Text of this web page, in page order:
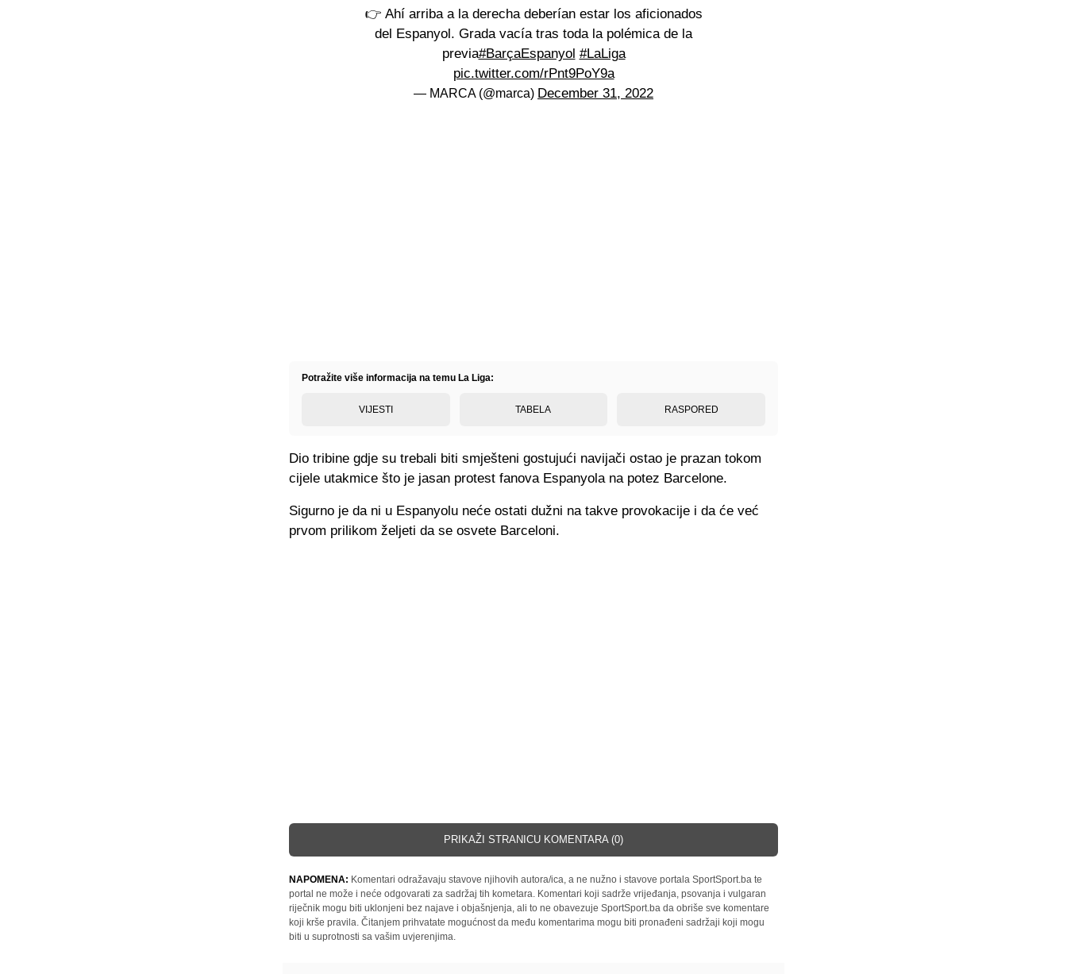
👉 Ahí arriba a la derecha deberían estar los aficionados
del Espanyol. Grada vacía tras toda la polémica de la
previa#BarçaEspanyol #LaLiga
pic.twitter.com/rPnt9PoY9a
— MARCA (@marca) December 31, 2022
Potražite više informacija na temu La Liga:
VIJESTI TABELA RASPORED
Dio tribine gdje su trebali biti smješteni gostujući navijači ostao je prazan tokom
cijele utakmice što je jasan protest fanova Espanyola na potez Barcelone.
Sigurno je da ni u Espanyolu neće ostati dužni na takve provokacije i da će već
prvom prilikom željeti da se osvete Barceloni.
PRIKAŽI STRANICU KOMENTARA (0)
NAPOMENA: Komentari odražavaju stavove njihovih autora/ica, a ne nužno i stavove portala SportSport.ba te
portal ne može i neće odgovarati za sadržaj tih kometara. Komentari koji sadrže vrijeđanja, psovanja i vulgaran
riječnik mogu biti uklonjeni bez najave i objašnjenja, ali to ne obavezuje SportSport.ba da obriše sve komentare
koji krše pravila. Čitanjem prihvatate mogućnost da među komentarima mogu biti pronađeni sadržaji koji mogu
biti u suprotnosti sa vašim uvjerenjima.